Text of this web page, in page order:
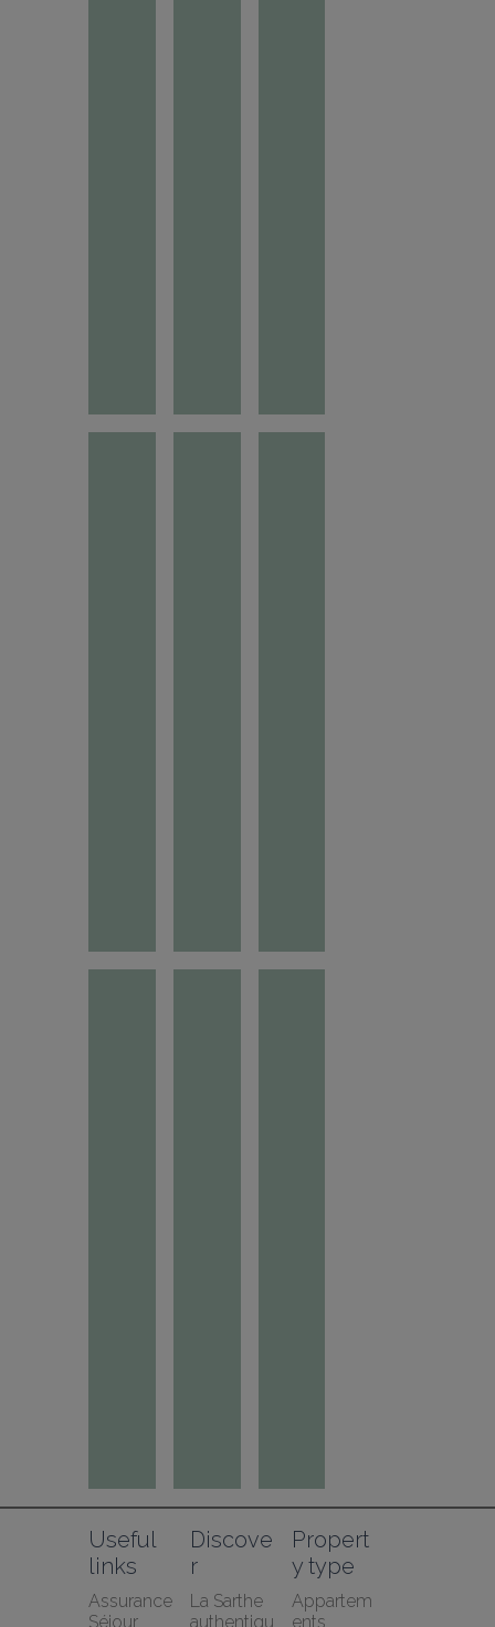
Useful
links
Assurance
Séjour
Discove
r
La Sarthe
authentiqu
Propert
y type
Appartem
ents